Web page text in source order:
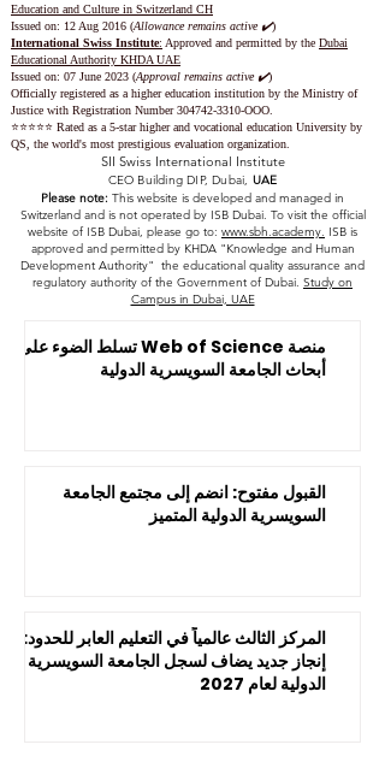
Education and Culture in Switzerland CH
Issued on: 12 Aug 2016 (Allowance remains active ✔️)
International Swiss Institute: Approved and permitted by the Dubai
Educational Authority KHDA UAE
Issued on: 07 June 2023 (Approval remains active ✔️)
Officially registered as a higher education institution by the Ministry of
Justice with Registration Number304742-3310-OOO.
⭐️⭐️⭐️⭐️⭐️ Rated as a 5-star higher and vocational education University by
QS, the world's most prestigious evaluation organization.
SII Swiss International Institute
CEO Building DIP, Dubai, UAE
Please note: This website is developed and managed in
Switzerland and is not operated by ISB Dubai. To visit the official
website of ISB Dubai, please go to: www.sbh.academy. ISB is
approved and permitted by KHDA "Knowledge and Human
Development Authority" the educational quality assurance and
regulatory authority of the Government of Dubai. Study on
Campus in Dubai, UAE
منصة Web of Science تسلط الضوء على
أبحاث الجامعة السويسرية الدولية
القبول مفتوح: انضم إلى مجتمع الجامعة
السويسرية الدولية المتميز
المركز الثالث عالمياً في التعليم العابر للحدود:
إنجاز جديد يضاف لسجل الجامعة السويسرية
الدولية لعام 2027